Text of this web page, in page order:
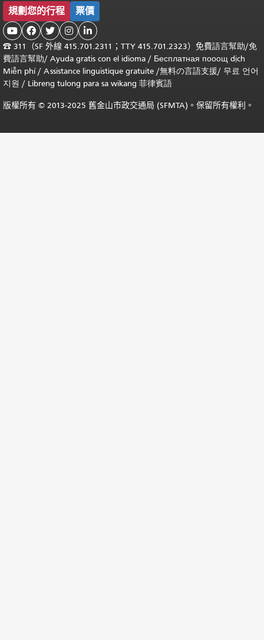
規劃您的行程 票價
    
☎ 311（SF 外線 415.701.2311；TTY 415.701.2323）免費語言幫助/免
費語言幫助/ Ayuda gratis con el idioma / Бесплатная пооощ dịch
Miễn phí/ Assistance linguistique gratuite /無料の言語支援/ 무료 언어
지원 / Libreng tulong para sa wikang 菲律賓語
版權所有 © 2013-2025 舊金山市政交通局 (SFMTA)。保留所有權利。